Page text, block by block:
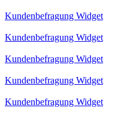
Kundenbefragung Widget
Kundenbefragung Widget
Kundenbefragung Widget
Kundenbefragung Widget
Kundenbefragung Widget